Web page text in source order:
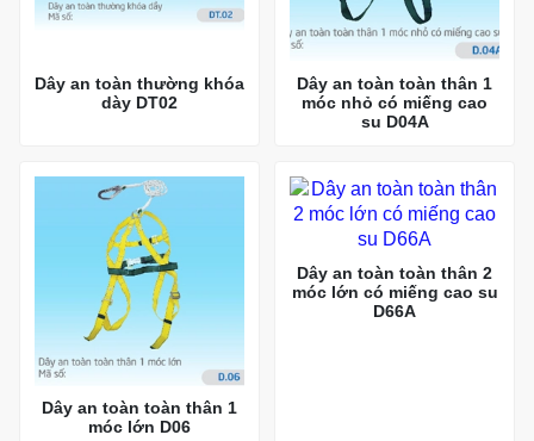
Dây an toàn thường khóa
dày DT02
Dây an toàn toàn thân 1
móc nhỏ có miếng cao
su D04A
Dây an toàn toàn thân 1
móc lớn D06
Dây an toàn toàn thân 2
móc lớn có miếng cao su
D66A